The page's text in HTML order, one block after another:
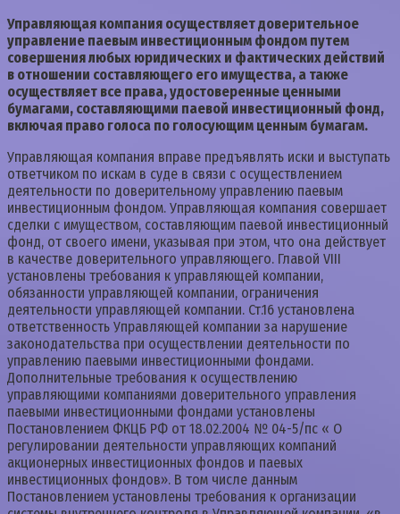
Управляющая компания осуществляет доверительное
управление паевым инвестиционным фондом путем
совершения любых юридических и фактических действий
в отношении составляющего его имущества, а также
осуществляет все права, удостоверенные ценными
бумагами, составляющими паевой инвестиционный фонд,
включая право голоса по голосующим ценным бумагам.
Управляющая компания вправе предъявлять иски и выступать
ответчиком по искам в суде в связи с осуществлением
деятельности по доверительному управлению паевым
инвестиционным фондом. Управляющая компания совершает
сделки с имуществом, составляющим паевой инвестиционный
фонд, от своего имени, указывая при этом, что она действует
в качестве доверительного управляющего. Главой VIII
установлены требования к управляющей компании,
обязанности управляющей компании, ограничения
деятельности управляющей компании. Ст.16 установлена
ответственность Управляющей компании за нарушение
законодательства при осуществлении деятельности по
управлению паевыми инвестиционными фондами.
Дополнительные требования к осуществлению
управляющими компаниями доверительного управления
паевыми инвестиционными фондами установлены
Постановлением ФКЦБ РФ от 18.02.2004 № 04-5/пс « О
регулировании деятельности управляющих компаний
акционерных инвестиционных фондов и паевых
инвестиционных фондов». В том числе данным
Постановлением установлены требования к организации